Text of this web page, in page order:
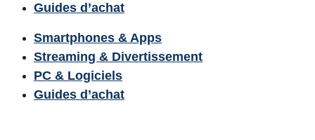
Guides d’achat
Smartphones & Apps
Streaming & Divertissement
PC & Logiciels
Guides d’achat